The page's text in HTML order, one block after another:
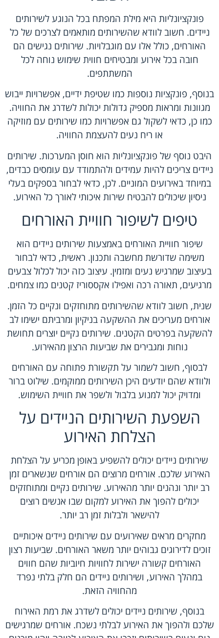
פונקציונליות היא מילת המפתח בכל הנוגע לשירותים
ניידים. חשוב לוודא שהשירותים מותאמים לצרכים של כל
האורחים, כולל אלו עם מוגבלויות. שירותים נגישים הם
חובה בכל אירוע ומבטיחים חווית שימוש נוחה לכל
המשתתפים.
בנוסף, פונקציות נוספות כמו שטיפת ידיים, אפשרויות ייבוש
מגוונות ומראות מספיק גדולות יכולות לשדרג את החוויה.
כמו כן, כדאי לשקול גם אפשרויות כמו שירותים עם מוזיקה
או ריח נעים להעצמת החוויה.
היבט נוסף של פונקציונליות הוא חוסן המערכות. שירותים
ניידים צריכים להיות עמידים ולהתמודד עם עומסים כבדים,
במיוחד באירועים המוניים. לכן, כדאי לבחור בספקים בעלי
ניסיון שיכולים להבטיח שירות איכותי לאורך כל האירוע.
טיפים לשיפור חוויית האורחים
שיפור חוויית האורחים באמצעות שירותים ניידים הוא
משימה שדורשת מחשבה ותכנון. ראשית, כדאי לבחור
בעיצוב שמרגיש נעים ומזמין. עיצוב כזה יכול לכלול צבעים
מרגיעים, תאורה רכה ואפילו אקססוריז קטנים כמו צמחים.
שנית, חשוב לוודא שהשירותים מתוחזקים ונקיים כל הזמן.
אורחים מעריכים את ההשקעה בניקיון ומרביתם ישימו לב
להשקעה בפרטים הקטנים. שירותים נקיים יוצרים תחושת
נוחות ומגבירים את שביעות הרצון מהאירוע.
לבסוף, חשוב לשמור על תקשורת פתוחה עם האורחים
ולוודא שהם יודעים היכן השירותים ממוקמים. שילוט ברור
ומדויק יכול למנוע בלבול ולשפר את חוויית השימוש.
השפעת השירותים הניידים על
הצלחת האירוע
שירותים ניידים יכולים להשפיע באופן מכריע על הצלחת
האירוע שלכם. אורחים מרוצים הם אורחים שנשארים זמן
רב יותר ונהנים יותר מהאירוע. שירותים נקיים ומתוחזקים
יכולים להפוך את האירוע למקום שבו אנשים רוצים
להישאר ולבלות זמן רב יותר.
מחקרים מראים שאירועים עם שירותים ניידים איכותיים
זוכים לדירוגים גבוהים יותר משאר האורחים. שביעות רצון
האורחים קשורה ישירות לחוויות חיוביות שהם חווים
במהלך האירוע, ושירותים ניידים הם חלק בלתי נפרד
מהחוויה הזאת.
בנוסף, שירותים ניידים יכולים לשדרג את רמת האירוח
שלכם ולהפוך את האירוע לבלתי נשכח. אורחים שמרגישים